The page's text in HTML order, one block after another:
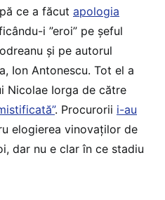
ce a făcut apologia
i ”eroi” pe șeful
și pe autorul
Ion Antonescu. Tot el a
Nicolae Iorga de către
. Procurorii i-au
elogierea vinovaților de
dar nu e clar în ce stadiu